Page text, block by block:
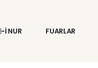
İ NUR FUARLAR